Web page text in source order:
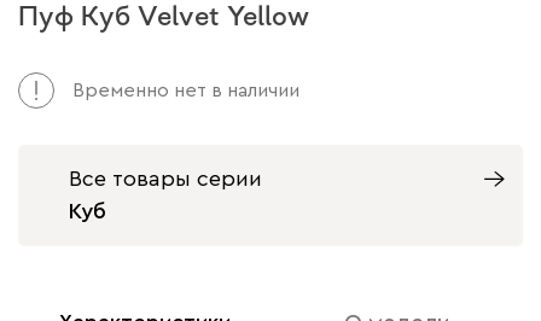
Пуф Куб Velvet Yellow
Арт. 106754
Временно нет в наличии
Все товары серии
Куб